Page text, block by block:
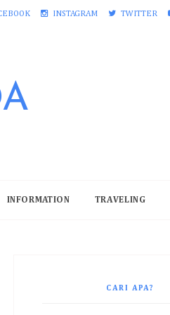
INSTAGRAM TWITTER
INFORMATION TRAVELING
CARI APA?